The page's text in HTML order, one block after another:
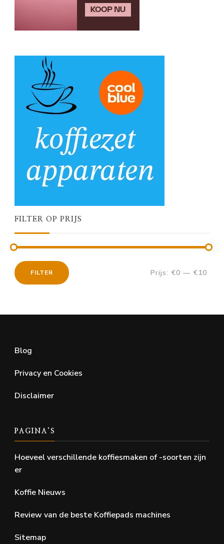
FILTER OP PRIJS
FILTER Prijs: €0 — €10
Blog
Privacy en Cookies
Disclaimer
PAGINA’S
Hoeveel verschillende koffiesmaken of -soorten zijn
er
Koffie Nieuws
Review van de beste Koffiepads machines
Sitemap